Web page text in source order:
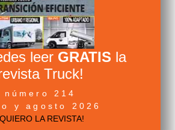
de camión en Europa: 500.000
PORALVARO PEDROCHE
VISTO 704 VECES
más eficiente para larga
leer GRATIS la
Truck!
número 214
y agosto 2026
LA REVISTA!